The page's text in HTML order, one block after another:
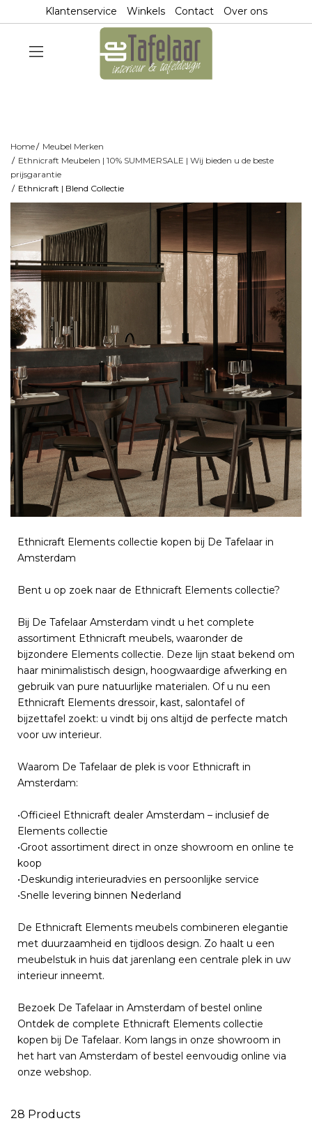
Klantenservice Winkels Contact Over ons
Home
Meubel Merken
Ethnicraft Meubelen | 10% SUMMERSALE | Wij bieden u de beste
prijsgarantie
Ethnicraft | Blend Collectie
Ethnicraft Elements collectie kopen bij De Tafelaar in
Amsterdam
Bent u op zoek naar de Ethnicraft Elements collectie?
Bij De Tafelaar Amsterdam vindt u het complete
assortiment Ethnicraft meubels, waaronder de
bijzondere Elements collectie. Deze lijn staat bekend om
haar minimalistisch design, hoogwaardige afwerking en
gebruik van pure natuurlijke materialen. Of u nu een
Ethnicraft Elements dressoir, kast, salontafel of
bijzettafel zoekt: u vindt bij ons altijd de perfecte match
voor uw interieur.
Waarom De Tafelaar de plek is voor Ethnicraft in
Amsterdam:
•Officieel Ethnicraft dealer Amsterdam – inclusief de
Elements collectie
•Groot assortiment direct in onze showroom en online te
koop
•Deskundig interieuradvies en persoonlijke service
•Snelle levering binnen Nederland
De Ethnicraft Elements meubels combineren elegantie
met duurzaamheid en tijdloos design. Zo haalt u een
meubelstuk in huis dat jarenlang een centrale plek in uw
interieur inneemt.
Bezoek De Tafelaar in Amsterdam of bestel online
Ontdek de complete Ethnicraft Elements collectie
kopen bij De Tafelaar. Kom langs in onze showroom in
het hart van Amsterdam of bestel eenvoudig online via
onze webshop.
28 Products